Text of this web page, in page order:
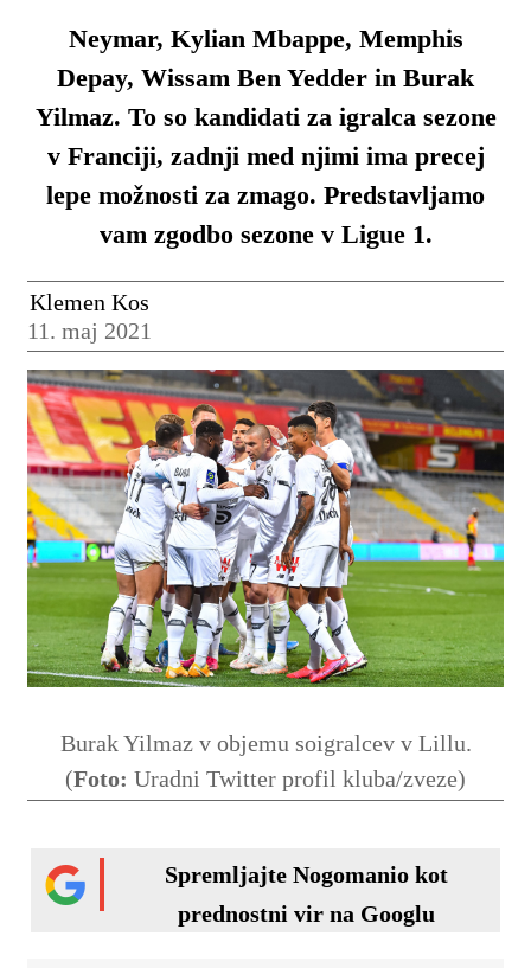
Neymar, Kylian Mbappe, Memphis
Depay, Wissam Ben Yedder in Burak
Yilmaz. To so kandidati za igralca sezone
v Franciji, zadnji med njimi ima precej
lepe možnosti za zmago. Predstavljamo
vam zgodbo sezone v Ligue 1.
Klemen Kos
11. maj 2021
Burak Yilmaz v objemu soigralcev v Lillu.
(Foto: Uradni Twitter profil kluba/zveze)
Spremljajte Nogomanio kot
prednostni vir na Googlu